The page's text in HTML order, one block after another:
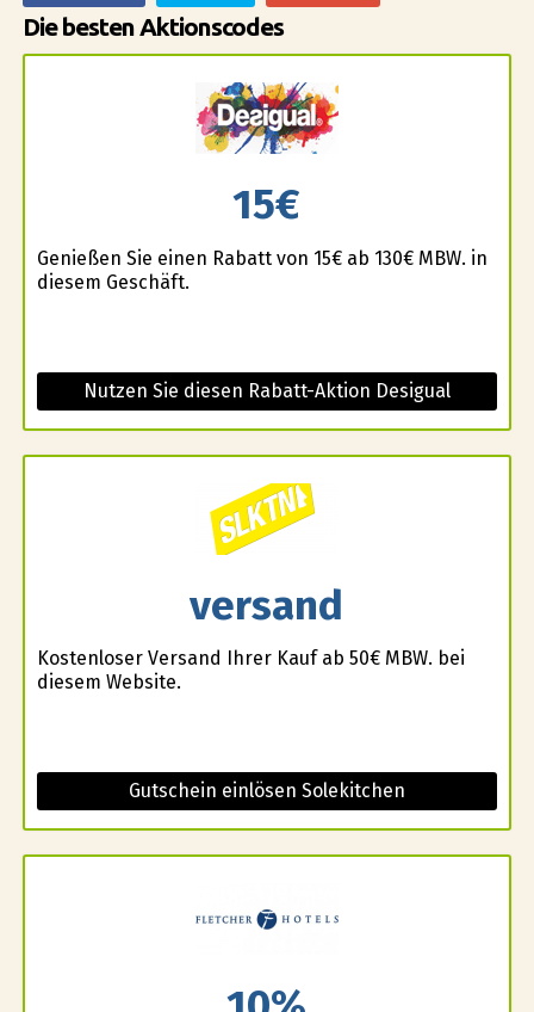
Die besten Aktionscodes
15€
Genießen Sie einen Rabatt von 15€ ab 130€ MBW. in
diesem Geschäft.
Nutzen Sie diesen Rabatt-Aktion Desigual
versand
Kostenloser Versand Ihrer Kauf ab 50€ MBW. bei
diesem Website.
Gutschein einlösen Solekitchen